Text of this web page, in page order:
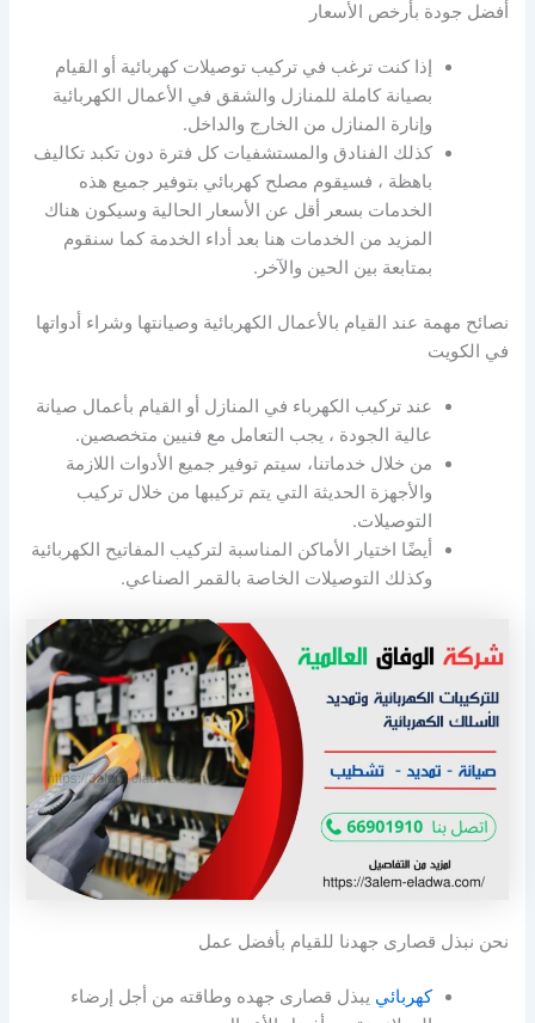
أفضل جودة بأرخص الأسعار
إذا كنت ترغب في تركيب توصيلات كهربائية أو القيام
بصيانة كاملة للمنازل والشقق في الأعمال الكهربائية
وإنارة المنازل من الخارج والداخل.
كذلك الفنادق والمستشفيات كل فترة دون تكبد تكاليف
باهظة ، فسيقوم مصلح كهربائي بتوفير جميع هذه
الخدمات بسعر أقل عن الأسعار الحالية وسيكون هناك
المزيد من الخدمات هنا بعد أداء الخدمة كما سنقوم
بمتابعة بين الحين والآخر.
نصائح مهمة عند القيام بالأعمال الكهربائية وصيانتها وشراء أدواتها
في الكويت
عند تركيب الكهرباء في المنازل أو القيام بأعمال صيانة
عالية الجودة ، يجب التعامل مع فنيين متخصصين.
من خلال خدماتنا، سيتم توفير جميع الأدوات اللازمة
والأجهزة الحديثة التي يتم تركيبها من خلال تركيب
التوصيلات.
أيضًا اختيار الأماكن المناسبة لتركيب المفاتيح الكهربائية
وكذلك التوصيلات الخاصة بالقمر الصناعي.
نحن نبذل قصارى جهدنا للقيام بأفضل عمل
كهربائي يبذل قصارى جهده وطاقته من أجل إرضاء